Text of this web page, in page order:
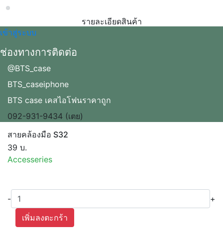
Loading...
รายละเอียดสินค้า
เข้าสู่ระบบ
ช่องทางการติดต่อ
@BTS_case
BTS_caseiphone
BTS case เคสไอโฟนราคาถูก
092-931-9434 (เตย)
สายคล้องมือ S32
39 บ.
Accesseries
-
+
เพิ่มลงตะกร้า